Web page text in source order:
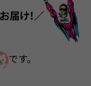
です。